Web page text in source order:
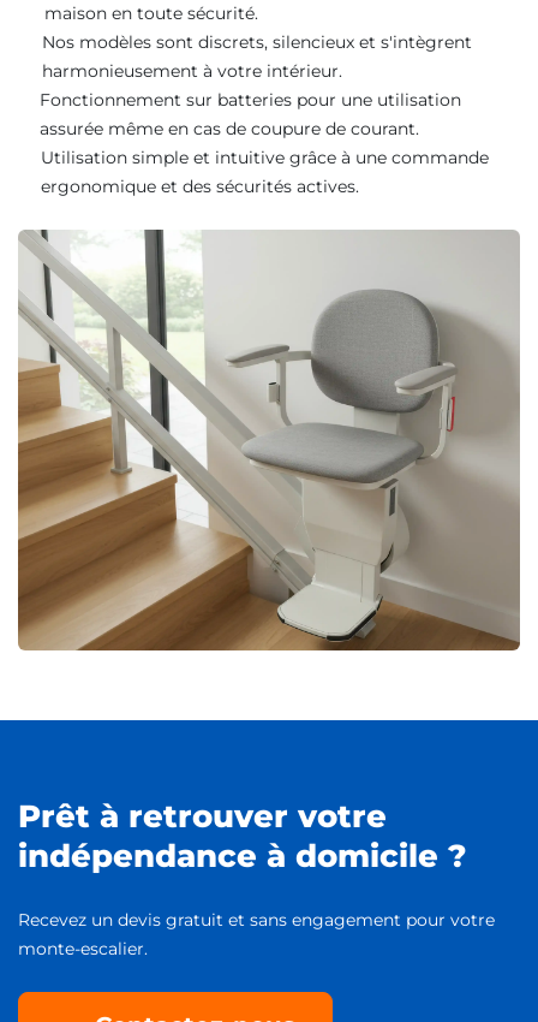
maison en toute sécurité.
Nos modèles sont discrets, silencieux et s'intègrent
harmonieusement à votre intérieur.
Fonctionnement sur batteries pour une utilisation
assurée même en cas de coupure de courant.
Utilisation simple et intuitive grâce à une commande
ergonomique et des sécurités actives.
Prêt à retrouver votre
indépendance à domicile ?
Recevez un devis gratuit et sans engagement pour votre
monte-escalier.